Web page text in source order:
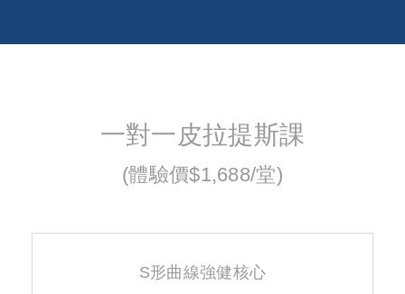
一對一皮拉提斯課
(體驗價$1,688/堂)
S形曲線強健核心